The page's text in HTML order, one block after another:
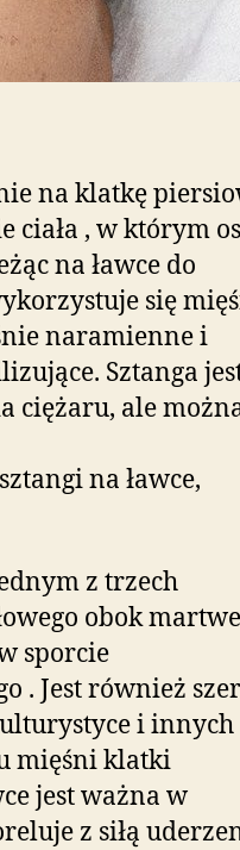
na klatkę
ciała , w którym
na ławce do
się
naramienne i
Sztanga
ciężaru, ale
na ławce,
z trzech
obok
sporcie
. Jest również
i innych
mięśni klatki
jest ważna w
z siłą